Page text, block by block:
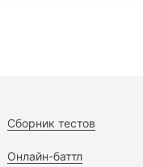
Сборник тестов
Онлайн-баттл